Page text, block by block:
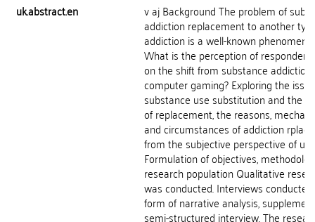
uk.abstract.en
v aj Background The problem of
addiction replacement to another
addiction is a well-known
What is the perception of
on the shift from substance
computer gaming? Exploring the
substance use substitution and the
of replacement, the reasons,
and circumstances of addiction
from the subjective perspective of
Formulation of objectives,
research population Qualitative
was conducted. Interviews
form of narrative analysis,
semi-structured interview. The